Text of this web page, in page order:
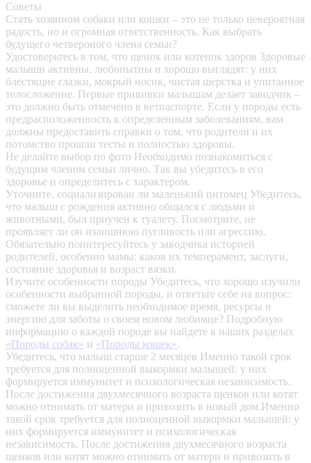
Советы
Стать хозяином собаки или кошки – это не только невероятная
радость, но и огромная ответственность. Как выбрать
будущего четвероного члена семьи?
Удостоверьтесь в том, что щенок или котенок здоров Здоровые
малыши активны, любопытны и хорошо выглядят: у них
блестящие глазки, мокрый носик, чистая шерстка и упитанное
телосложение. Первые прививки малышам делает заводчик –
это должно быть отмечено в ветпаспорте. Если у породы есть
предрасположенность к определенным заболеваниям, вам
должны предоставить справки о том, что родители и их
потомство прошли тесты и полностью здоровы.
Не делайте выбор по фото Необходимо познакомиться с
будущим членом семьи лично. Так вы убедитесь в его
здоровье и определитесь с характером.
Уточните, социализирован ли маленький питомец Убедитесь,
что малыш с рождения активно общался с людьми и
животными, был приучен к туалету. Посмотрите, не
проявляет ли он излишнюю пугливость или агрессию.
Обязательно поинтересуйтесь у заводчика историей
родителей, особенно мамы: каков их темперамент, заслуги,
состояние здоровья и возраст вязки.
Изучите особенности породы Убедитесь, что хорошо изучили
особенности выбранной породы, и ответьте себе на вопрос:
сможете ли вы выделить необходимое время, ресурсы и
энергию для заботы о своем новом любимце? Подробную
информацию о каждой породе вы найдете в наших разделах
«Породы собак» и «Породы кошек».
Убедитесь, что малыш старше 2 месяцев Именно такой срок
требуется для полноценной выкормки малышей: у них
формируется иммунитет и психологическая независимость.
После достижения двухмесячного возраста щенков или котят
можно отнимать от матери и привозить в новый дом.Именно
такой срок требуется для полноценной выкормки малышей: у
них формируется иммунитет и психологическая
независимость. После достижения двухмесячного возраста
щенков или котят можно отнимать от матери и привозить в